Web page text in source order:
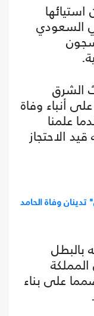
السعودي
الشرق
أنباء وفاة
علمنا
قيد الاحتجاز
وفاة الحامد
بالبطل
على بناء